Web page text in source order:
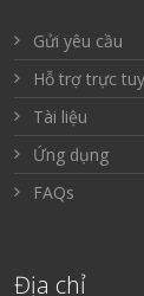
Gửi yêu cầu
Hỗ trợ trực
Tài liệu
Ứng dụng
FAQs
Địa chỉ